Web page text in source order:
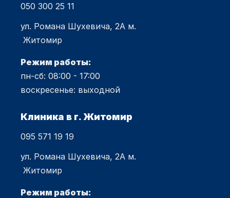
050 300 25 11
ул. Романа Шухевича, 2А м.
Житомир
Режим работы:
пн-сб: 08:00 - 17:00
воскресенье: выходной
Клиника в г. Житомир
095 571 19 19
ул. Романа Шухевича, 2А м.
Житомир
Режим работы: